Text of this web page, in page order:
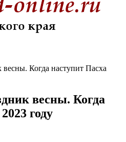
Когда наступит Пасха
весны. Когда
году